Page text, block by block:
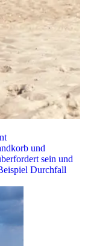
und
sein und
Durchfall